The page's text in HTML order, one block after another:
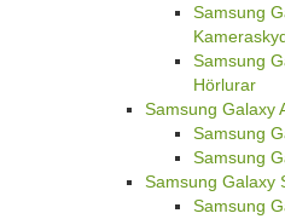
Samsung
Samsung
Hörlurar
Samsung Galaxy
Samsung
Samsung
Samsung Galaxy
Samsung